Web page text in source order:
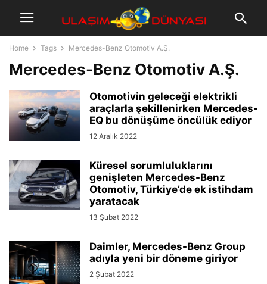
Home Tags Mercedes-Benz Otomotiv A.Ş.
Mercedes-Benz Otomotiv A.Ş.
Otomotivin geleceği elektrikli
araçlarla şekillenirken Mercedes-
EQ bu dönüşüme öncülük ediyor
12 Aralık 2022
Küresel sorumluluklarını
genişleten Mercedes-Benz
Otomotiv, Türkiye’de ek istihdam
yaratacak
13 Şubat 2022
Daimler, Mercedes-Benz Group
adıyla yeni bir döneme giriyor
2 Şubat 2022